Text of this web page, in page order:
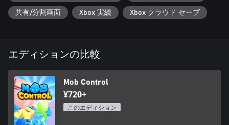
共有/分割画面 Xbox 実績 Xbox クラウド セーブ
エディションの比較
Mob Control
¥720+
このエディション